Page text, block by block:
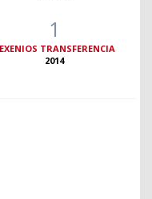
1
TRANSFERENCIA
2014